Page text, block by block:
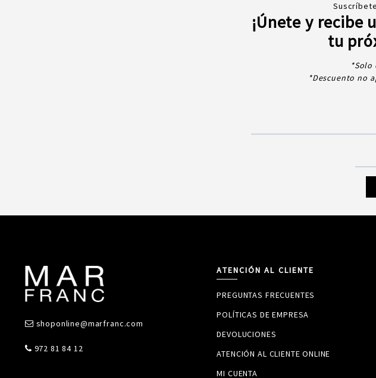
¡Únete y recibe
tu
*Solo
*Descuento no
shoponline@marfranc.com
972 81 84 12
ATENCIÓN AL CLIENTE
PREGUNTAS FRECUENTES
POLÍTICAS DE EMPRESA
DEVOLUCIONES
ATENCIÓN AL CLIENTE ONLINE
MI CUENTA